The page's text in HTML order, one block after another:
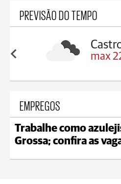
PREVISÃO DO TEMPO
18°C max
EMPREGOS
Trabalhe como
Grossa; confira as